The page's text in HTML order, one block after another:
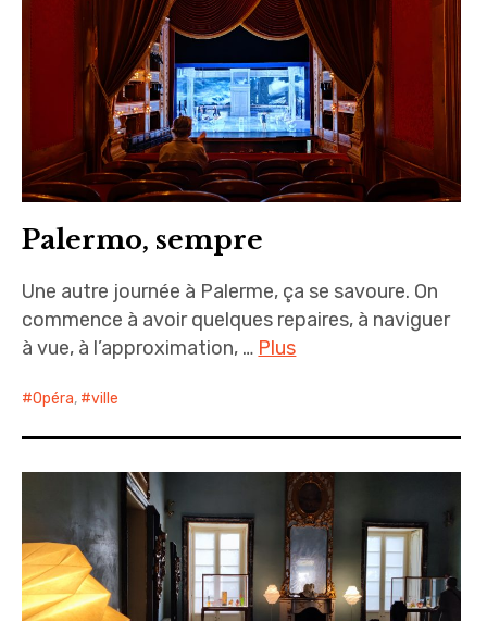
Palermo, sempre
Une autre journée à Palerme, ça se savoure. On
commence à avoir quelques repaires, à naviguer
à vue, à l’approximation, … Plus
Opéra, ville